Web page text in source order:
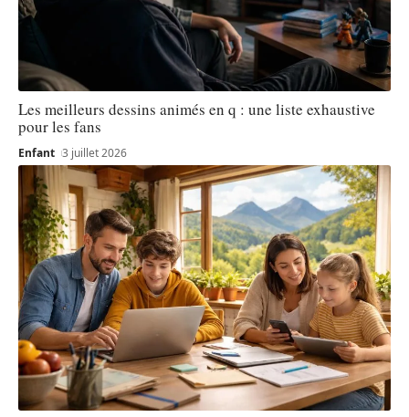
Les meilleurs dessins animés en q : une liste exhaustive
pour les fans
Enfant 3 juillet 2026